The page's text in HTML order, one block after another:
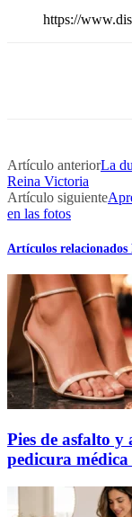
https://
Artículo anteriorLa
Reina Victoria
Artículo siguiente
en las fotos
Artículos relacionados
Pies de asfalto
pedicura